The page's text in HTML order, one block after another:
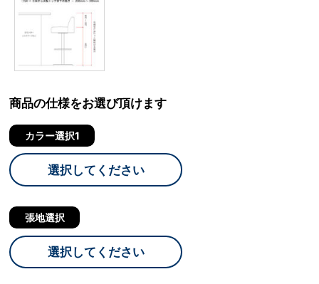
商品の仕様をお選び頂けます
カラー選択1
選択してください
張地選択
選択してください